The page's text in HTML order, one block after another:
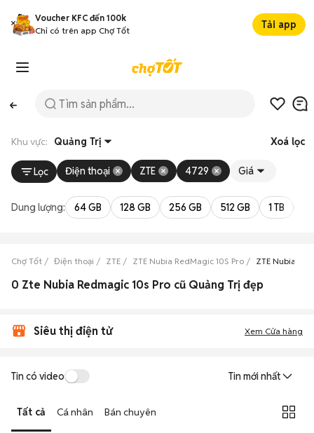
Voucher KFC đến 100k
Chỉ có trên app Chợ Tốt
Tải app
Khu vực: Quảng Trị Xoá lọc
Lọc Điện thoại ZTE 4729 Giá
Dung lượng: 64 GB 128 GB 256 GB 512 GB 1 TB
Chợ Tốt Điện thoại ZTE ZTE Nubia RedMagic 10S Pro ZTE Nubia
0 Zte Nubia Redmagic 10s Pro cũ Quảng Trị đẹp
Siêu thị điện tử Xem Cửa hàng
Tin có video Tin mới nhất
Tất cả Cá nhân Bán chuyên